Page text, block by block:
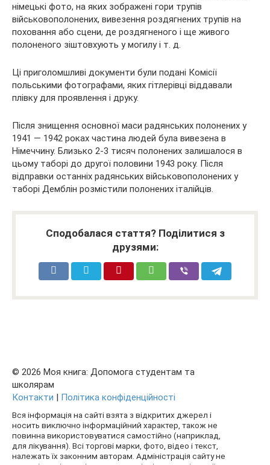
німецькі фото, на яких зображені гори трупів
військовополонених, вивезення роздягнених трупів на
поховання або сцени, де роздягненого і ще живого
полоненого зіштовхують у могилу і т. д.
Ці приголомшливі документи були подані Комісії
польськими фотографами, яких гітлерівці віддавали
плівку для проявлення і друку.
Після знищення основної маси радянських полонених у
1941 — 1942 роках частина людей була вивезена в
Німеччину. Близько 2-3 тисяч полонених залишалося в
цьому таборі до другої половини 1943 року. Після
відправки останніх радянських військовополонених у
таборі Демблін розмістили полонених італійців.
Сподобалася стаття? Поділитися з
друзями:
© 2026 Моя книга: Допомога студентам та
школярам
Контакти | Політика конфіденційності
Вся інформація на сайті взята з відкритих джерел і
носить виключно інформаційний характер, також не
повинна використовуватися самостійно (наприклад,
для лікування). Всі торгові марки, фото, відео і текст,
належать їх законним авторам. Адміністрація сайту не